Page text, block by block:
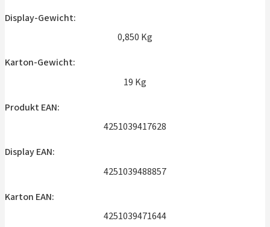
Display-Gewicht:
0,850 Kg
Karton-Gewicht:
19 Kg
Produkt EAN:
4251039417628
Display EAN:
4251039488857
Karton EAN:
4251039471644